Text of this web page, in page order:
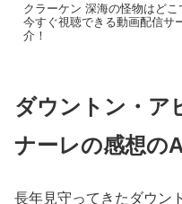
クラーケン 深海の怪物はどこ
今すぐ視聴できる動画配信サ
介！
ダウントン・ア
ナーレの感想の
長年見守ってきたダウン